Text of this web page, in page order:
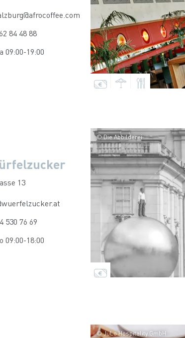
84 48 88
09:00-19:00
13
530 76 69
09:00-18:00
© Die Abbilderei
© JuLo Hospitality GmbH